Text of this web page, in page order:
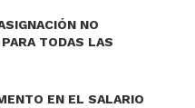
NO
TODAS LAS
EN EL SALARIO